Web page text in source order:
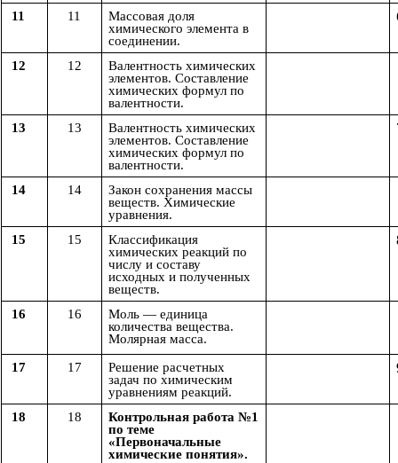
11
11
Массовая доля
химического элемента в
соединении.
12 12
Валентность химических
элементов. Составление
химических формул по
валентности.
13
13
Валентность химических
элементов. Составление
химических формул по
валентности.
14 14
Закон сохранения массы
веществ. Химические
уравнения.
15
15
Классификация
химических реакций по
числу и составу
исходных и полученных
веществ.
16 16
Моль — единица
количества вещества.
Молярная масса.
17
17
Решение расчетных
задач по химическим
уравнениям реакций.
18 18
Контрольная работа №1
по теме
«Первоначальные
химические понятия».